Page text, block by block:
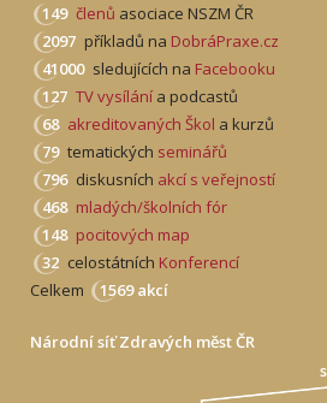
149 členů asociace NSZM ČR
2097 příkladů na DobráPraxe.cz
41000 sledujících na Facebooku
127 TV vysílání a podcastů
68 akreditovaných Škol a kurzů
79 tematických seminářů
796 diskusních akcí s veřejností
468 mladých/školních fór
148 pocitových map
32 celostátních Konferencí
Celkem
1569 akcí
Národní síť Zdravých měst ČR